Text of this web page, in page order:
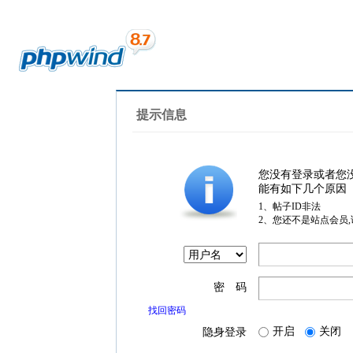
提示信息
您没有登录或者您
能有如下几个原因
1、帖子ID非法
2、您还不是站点会员
密 码
找回密码
隐身登录 开启 关闭